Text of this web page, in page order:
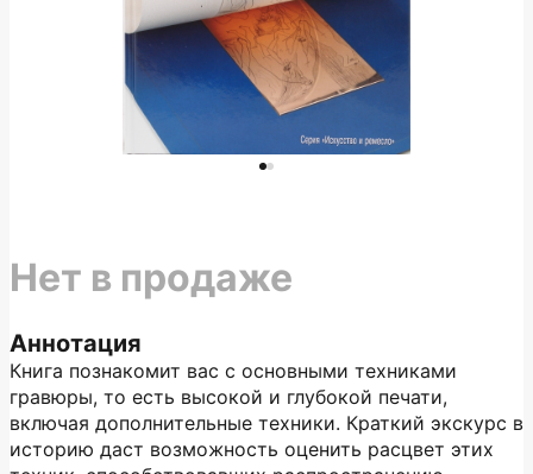
Аннотация
Книга познакомит вас с основными техниками
гравюры, то есть высокой и глубокой печати,
включая дополнительные техники. Краткий экскурс в
историю даст возможность оценить расцвет этих
Нет в продаже